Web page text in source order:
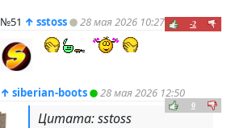
№51 ↑ sstoss 28 мая 2026 10:27 -2
↑ siberian-boots 28 мая 2026 12:50
0
Цитата: sstoss